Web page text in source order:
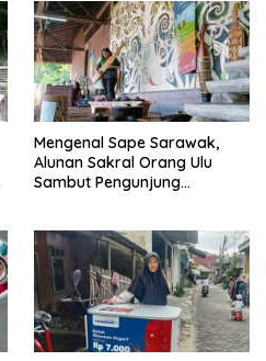
Mengenal Sape Sarawak,
Alunan Sakral Orang Ulu
Sambut Pengunjung